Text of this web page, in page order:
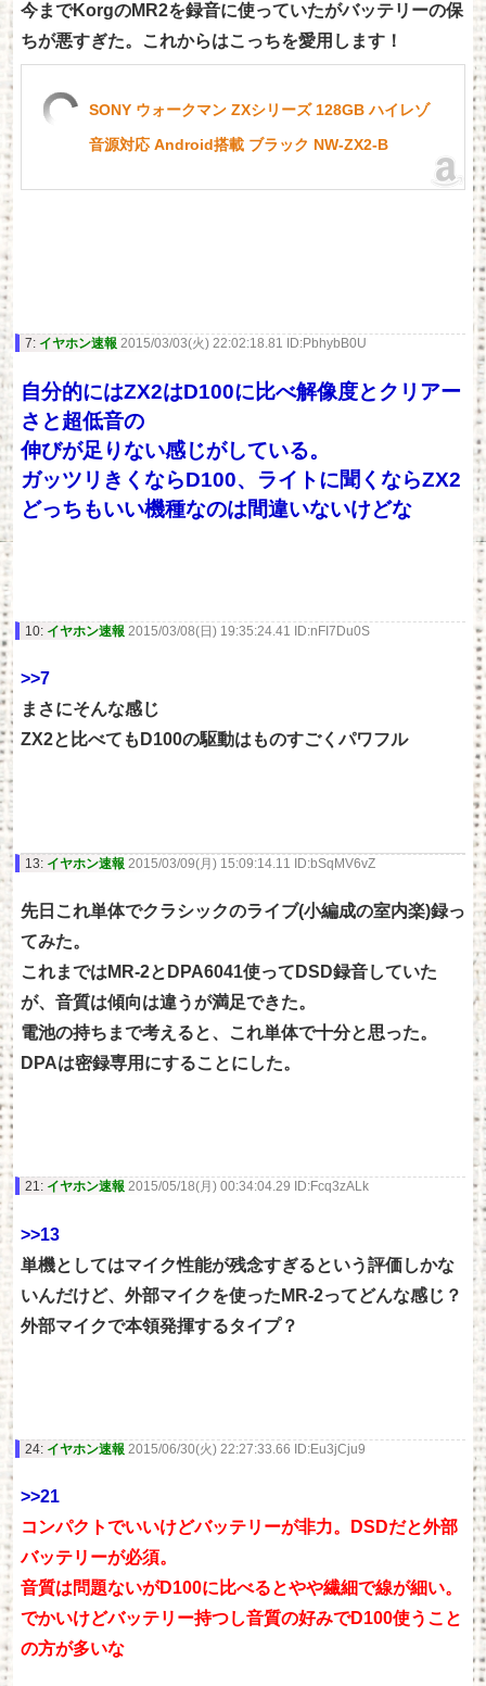
今までKorgのMR2を録音に使っていたがバッテリーの保
ちが悪すぎた。これからはこっちを愛用します！
SONY ウォークマン ZXシリーズ 128GB ハイレゾ
音源対応 Android搭載 ブラック NW-ZX2-B
7: イヤホン速報 2015/03/03(火) 22:02:18.81 ID:PbhybB0U
自分的にはZX2はD100に比べ解像度とクリアー
さと超低音の
伸びが足りない感じがしている。
ガッツリきくならD100、ライトに聞くならZX2
どっちもいい機種なのは間違いないけどな
10: イヤホン速報 2015/03/08(日) 19:35:24.41 ID:nFI7Du0S
>>7
まさにそんな感じ
ZX2と比べてもD100の駆動はものすごくパワフル
13: イヤホン速報 2015/03/09(月) 15:09:14.11 ID:bSqMV6vZ
先日これ単体でクラシックのライブ(小編成の室内楽)録っ
てみた。
これまではMR-2とDPA6041使ってDSD録音していた
が、音質は傾向は違うが満足できた。
電池の持ちまで考えると、これ単体で十分と思った。
DPAは密録専用にすることにした。
21: イヤホン速報 2015/05/18(月) 00:34:04.29 ID:Fcq3zALk
>>13
単機としてはマイク性能が残念すぎるという評価しかな
いんだけど、外部マイクを使ったMR-2ってどんな感じ？
外部マイクで本領発揮するタイプ？
24: イヤホン速報 2015/06/30(火) 22:27:33.66 ID:Eu3jCju9
>>21
コンパクトでいいけどバッテリーが非力。DSDだと外部
バッテリーが必須。
音質は問題ないがD100に比べるとやや繊細で線が細い。
でかいけどバッテリー持つし音質の好みでD100使うこと
の方が多いな